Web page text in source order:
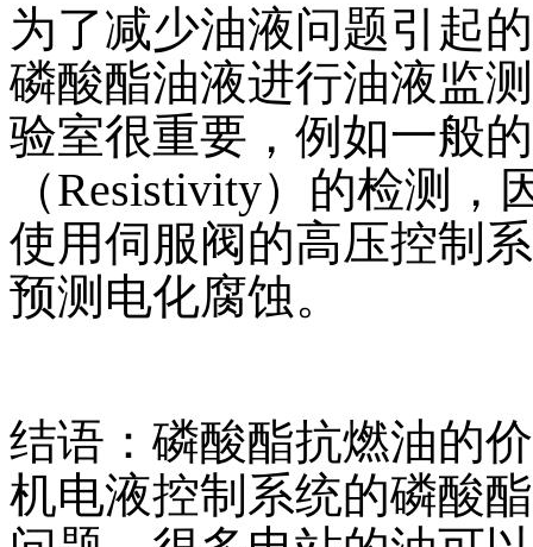
为了减少油液问题引起
磷酸酯油液进行油液监
验室很重要，例如一般
（Resistivity）的检测
使用伺服阀的高压控制
预测电化腐蚀。
结语：磷酸酯抗燃油的
机电液控制系统的磷酸